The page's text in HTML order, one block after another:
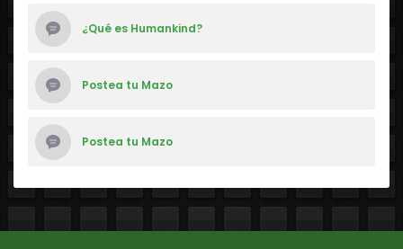
¿Qué es Humankind?
Postea tu Mazo
Postea tu Mazo